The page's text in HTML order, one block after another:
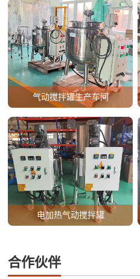
气动搅拌罐生产车间
电加热气动搅拌罐
合作伙伴